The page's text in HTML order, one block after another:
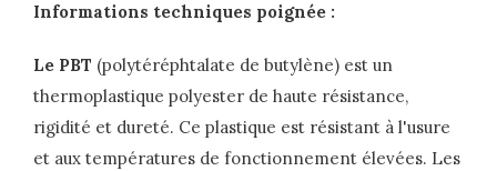
Informations techniques poignée :
Le PBT (polytéréphtalate de butylène) est un
thermoplastique polyester de haute résistance,
rigidité et dureté. Ce plastique est résistant à l'usure
et aux températures de fonctionnement élevées. Les